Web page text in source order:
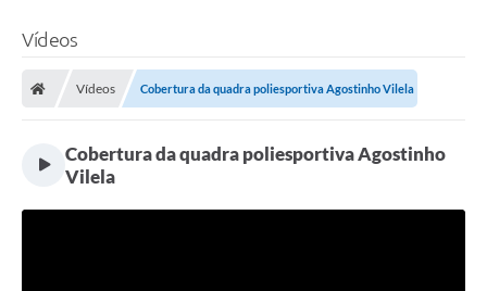
Vídeos
Vídeos Cobertura da quadra poliesportiva Agostinho Vilela
Cobertura da quadra poliesportiva Agostinho
Vilela